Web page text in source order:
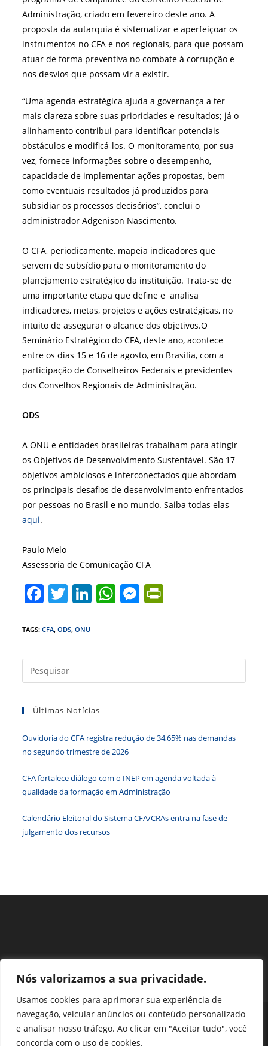
Nós valorizamos a sua privacidade.
Usamos cookies para aprimorar sua experiência de
navegação, veicular anúncios ou conteúdo personalizado
e analisar nosso tráfego. Ao clicar em "Aceitar tudo", você
concorda com o uso de cookies.
Administração, criado em fevereiro deste ano. A
proposta da autarquia é sistematizar e aperfeiçoar os
instrumentos no CFA e nos regionais, para que possam
atuar de forma preventiva no combate à corrupção e
nos desvios que possam vir a existir.
“Uma agenda estratégica ajuda a governança a ter
mais clareza sobre suas prioridades e resultados; já o
alinhamento contribui para identificar potenciais
obstáculos e modificá-los. O monitoramento, por sua
vez, fornece informações sobre o desempenho,
capacidade de implementar ações propostas, bem
como eventuais resultados já produzidos para
subsidiar os processos decisórios”, conclui o
administrador Adgenison Nascimento.
O CFA, periodicamente, mapeia indicadores que
servem de subsídio para o monitoramento do
planejamento estratégico da instituição. Trata-se de
uma importante etapa que define e analisa
indicadores, metas, projetos e ações estratégicas, no
intuito de assegurar o alcance dos objetivos.O
Seminário Estratégico do CFA, deste ano, acontece
entre os dias 15 e 16 de agosto, em Brasília, com a
participação de Conselheiros Federais e presidentes
dos Conselhos Regionais de Administração.
ODS
A ONU e entidades brasileiras trabalham para atingir
os Objetivos de Desenvolvimento Sustentável. São 17
objetivos ambiciosos e interconectados que abordam
os principais desafios de desenvolvimento enfrentados
por pessoas no Brasil e no mundo. Saiba todas elas
aqui.
Paulo Melo
Assessoria de Comunicação CFA
F
c
b
o
o
T
itt
Li
n
W
p
M
g n
TAGS:CFA ODS ONU
a
Últimas Notícias
Ouvidoria do CFA registra redução de 34,65% nas demandas
no segundo trimestre de 2026
CFA fortalece diálogo com o INEP em agenda voltada à
qualidade da formação em Administração
Calendário Eleitoral do Sistema CFA/CRAs entra na fase de
julgamento dos recursos
Perguntas Frequentes
Ouvidoria
Transparência e prestação de contas
Assessoria de Imprensa